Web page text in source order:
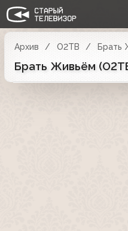
Архив О2ТВ Брать
Брать Живьём